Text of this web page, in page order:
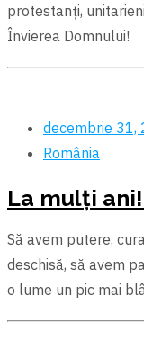
protestanți,
Învierea Domnului!
decembrie 31,
România
La mulți
Să avem putere,
deschisă, să avem
o lume un pic mai